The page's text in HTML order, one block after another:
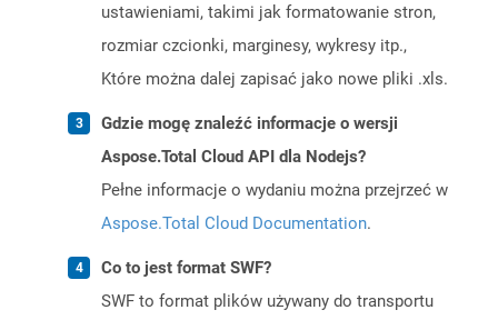
ustawieniami, takimi jak formatowanie stron,
rozmiar czcionki, marginesy, wykresy itp.,
Które można dalej zapisać jako nowe pliki .xls.
Gdzie mogę znaleźć informacje o wersji
Aspose.Total Cloud API dla Nodejs?
Pełne informacje o wydaniu można przejrzeć w
Aspose.Total Cloud Documentation.
Co to jest format SWF?
SWF to format plików używany do transportu